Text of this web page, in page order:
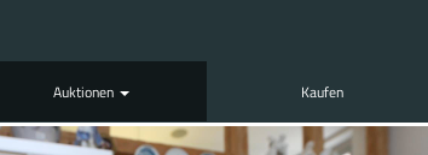
Auktionen Kaufen